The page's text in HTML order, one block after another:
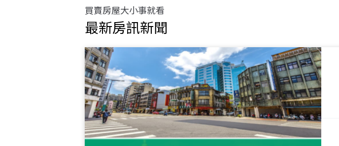
買賣房屋大小事就看
最新房訊新聞